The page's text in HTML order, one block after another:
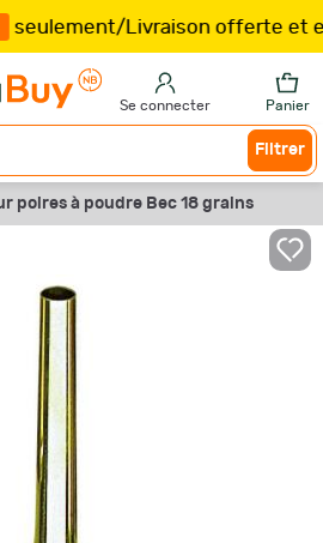
/Livraison offerte et
Se connecter Panier
Filtrer
poires à poudre Bec 18 grains